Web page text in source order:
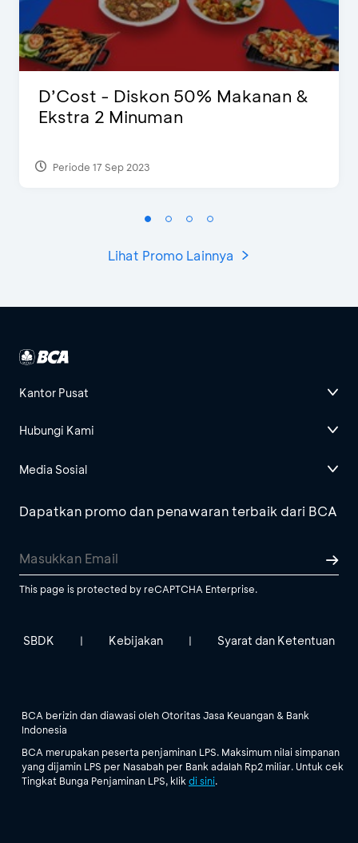
D’Cost - Diskon 50% Makanan &
Ekstra 2 Minuman
Periode 17 Sep 2023
Lihat Promo Lainnya
Kantor Pusat
Hubungi Kami
Media Sosial
Dapatkan promo dan penawaran terbaik dari BCA
This page is protected by reCAPTCHA Enterprise.
SBDK | Kebijakan | Syarat dan Ketentuan
BCA berizin dan diawasi oleh Otoritas Jasa Keuangan & Bank
Indonesia
BCA merupakan peserta penjaminan LPS. Maksimum nilai simpanan
yang dijamin LPS per Nasabah per Bank adalah Rp2 miliar. Untuk cek
Tingkat Bunga Penjaminan LPS, klik di sini.